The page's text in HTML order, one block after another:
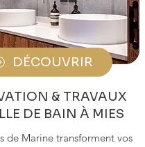
DÉCOUVRIR
& TRAVAUX
DE BAIN À MIES
de Marine transforment vos